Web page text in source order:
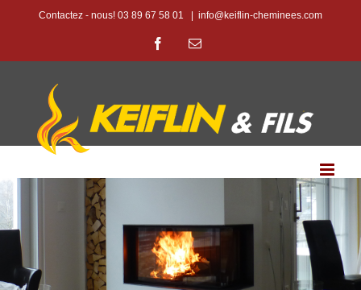
PasserContactez - nous! 03 89 67 58 01 info@keiflin-cheminees.com
FacebookEmail